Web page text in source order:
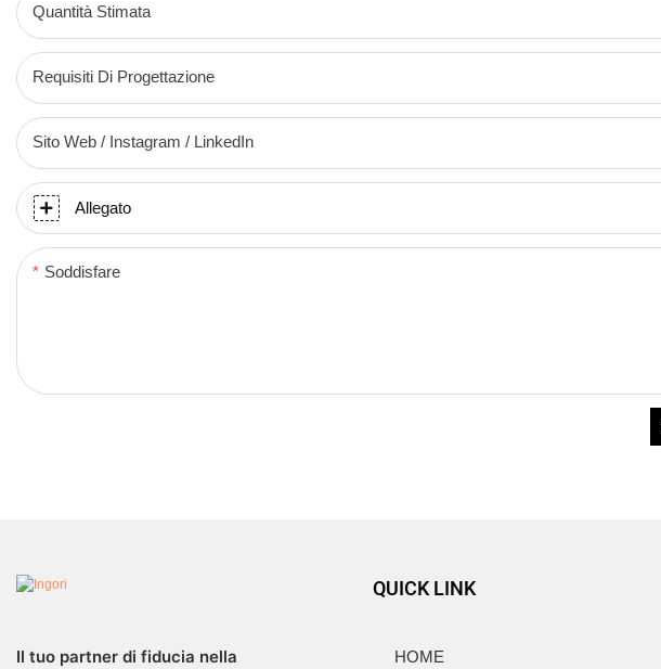
Quantità Stimata
Requisiti Di Progettazione
Sito Web / Instagram / LinkedIn
Allegato
Soddisfare
Il tuo partner di fiducia nella
QUICK LINK
HOME